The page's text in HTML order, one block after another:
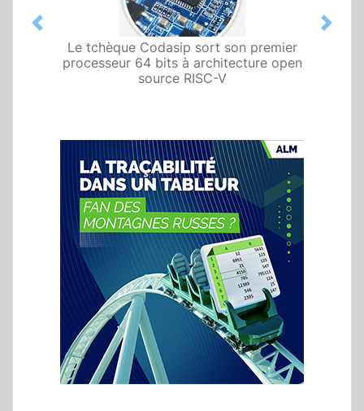
Le tchèque Codasip sort son premier
processeur 64 bits à architecture open
source RISC-V
Previous Next